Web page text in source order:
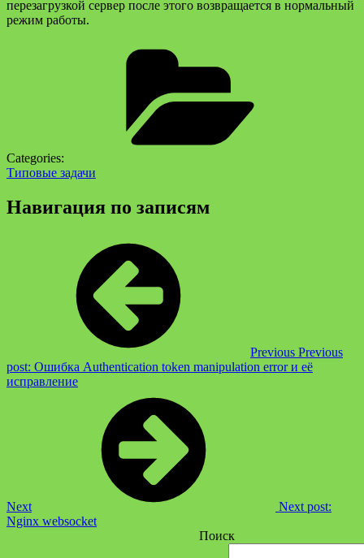
перезагрузкой сервер после этого возвращается в нормальный
режим работы.
Categories:
Типовые задачи
Навигация по записям
Previous Previous
post: Ошибка Authentication token manipulation error и её
исправление
Next
Next post:
Nginx websocket
Поиск